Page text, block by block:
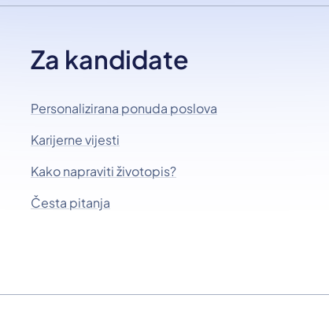
Za kandidate
Personalizirana ponuda poslova
Karijerne vijesti
Kako napraviti životopis?
Česta pitanja